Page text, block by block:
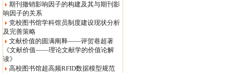
期刊撤销影响因子的构建及其与期刊影
响因子的关系
党校图书馆学科馆员制度建设现状分析
及完善策略
文献价值的圆满阐释——评贺巷超著
《文献价值——理论文献学的价值论解
读》
高校图书馆超高频RFID数据模型规范